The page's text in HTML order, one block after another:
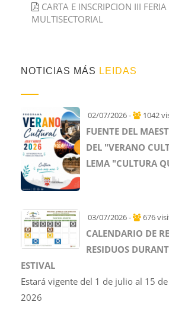
CARTA E INSCRIPCION III FERIA
MULTISECTORIAL
NOTICIAS MÁS LEIDAS
02/07/2026 - 1042
FUENTE DEL
DEL "VERANO
LEMA "CULTURA
03/07/2026 - 676
CALENDARIO DE
RESIDUOS
ESTIVAL
Estará vigente del 1 de julio al 15
2026